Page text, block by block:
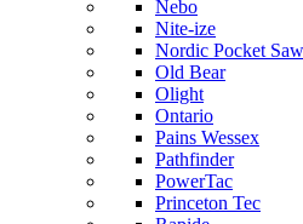
Nebo
Nite-ize
Nordic Pocket Saw
Old Bear
Olight
Ontario
Pains Wessex
Pathfinder
PowerTac
Princeton Tec